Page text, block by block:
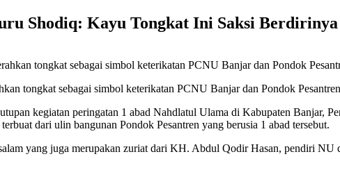
Shodiq: Kayu Tongkat Ini Saksi
tongkat sebagai simbol keterikatan PCNU Banjar dan Pondok
kegiatan peringatan 1 abad Nahdlatul Ulama di Kabupaten Banjar,
dari ulin bangunan Pondok Pesantren yang berusia 1 abad tersebut.
yang juga merupakan zuriat dari KH. Abdul Qodir Hasan, pendiri